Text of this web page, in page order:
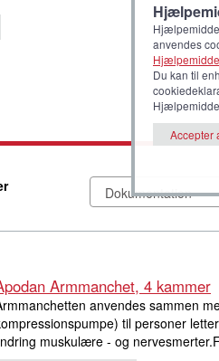
Armmanchet, 4 kammer
anvendes sammen
til personer
muskulære - og
anvendes
Du kan til
Accepter